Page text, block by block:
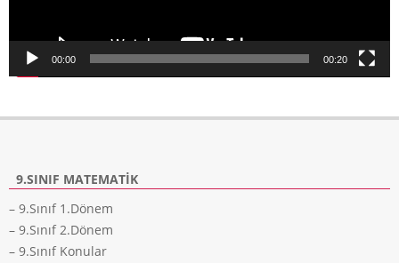
00:00 00:20
9.SINIF MATEMATIK
– 9.Sınıf 1.Dönem
– 9.Sınıf 2.Dönem
– 9.Sınıf Konular